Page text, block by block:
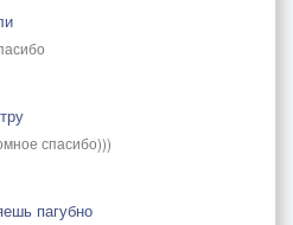
спасибо)))
пагубно